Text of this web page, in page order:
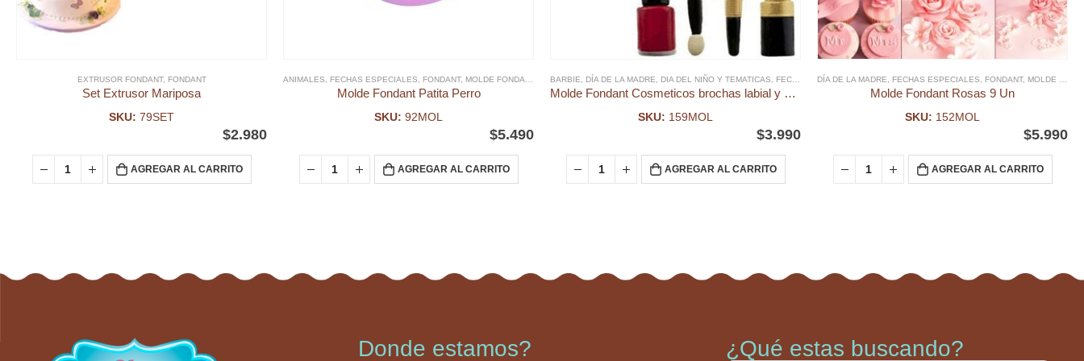
EXTRUSOR FONDANT, FONDANT
Set Extrusor Mariposa
SKU: 79SET
$2.980
AGREGAR AL CARRITO
ANIMALES FECHAS ESPECIALES FONDANT, MOLDE FONDANT
Molde Fondant Patita Perro
SKU: 92MOL
$5.490
AGREGAR AL CARRITO
BARBIE DÍA DE LA MADRE DIA DEL NIÑO Y TEMATICAS FECHAS ESPECIALES ,FONDANT,MOLDE FONDANT MOLDES SILICONA,
Molde Fondant Cosmeticos brochas labial y pinta uñas
SKU: 159MOL
$3.990
AGREGAR AL CARRITO
DÍA DE LA MADRE FECHAS ESPECIALES FONDANT, MOLDE FONDANT
Molde Fondant Rosas 9 Un
SKU: 152MOL
$5.990
AGREGAR AL CARRITO
Donde estamos? ¿Qué estas buscando?